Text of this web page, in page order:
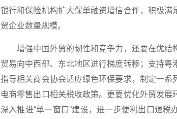
银行和保险机构扩大保单融资增信合作，积极
贸企业数量规模。
增强中国外贸的韧性和竞争力，还要在优结
贸易向中西部、东北地区进行梯度转移；支持粤
指导相关商会协会适应绿色环保要求，制定一
电商零售出口相关税收政策。更要优化外贸发展
深入推进“单一窗口”建设，进一步便利出口退